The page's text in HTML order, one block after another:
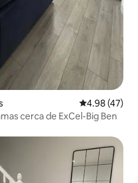
Calificación
4.98 (47)
cerca de ExCel-Big Ben